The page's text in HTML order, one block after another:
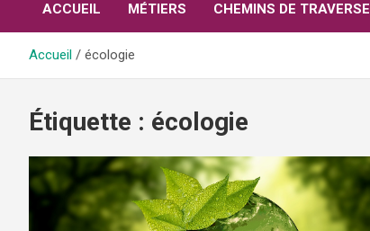
ACCUEIL MÉTIERS CHEMINS DE TRAVERSE
Accueil écologie
Étiquette : écologie